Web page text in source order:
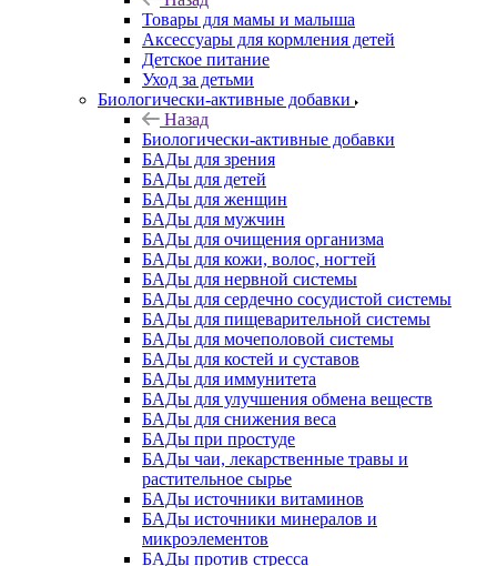
Товары для мамы и малыша
Аксессуары для кормления детей
Детское питание
Уход за детьми
Биологически-активные добавки
Назад
Биологически-активные добавки
БАДы для зрения
БАДы для детей
БАДы для женщин
БАДы для мужчин
БАДы для очищения организма
БАДы для кожи, волос, ногтей
БАДы для нервной системы
БАДы для сердечно сосудистой системы
БАДы для пищеварительной системы
БАДы для мочеполовой системы
БАДы для костей и суставов
БАДы для иммунитета
БАДы для улучшения обмена веществ
БАДы для снижения веса
БАДы при простуде
БАДы чаи, лекарственные травы и
растительное сырье
БАДы источники витаминов
БАДы источники минералов и
микроэлементов
БАДы против стресса